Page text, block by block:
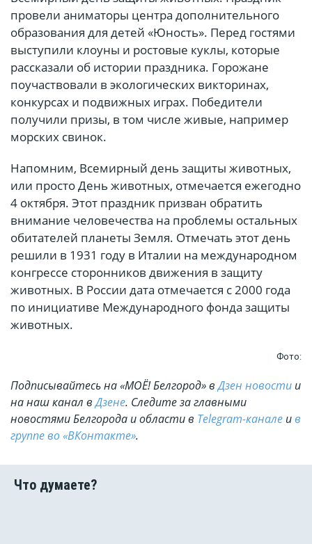
провели аниматоры центра дополнительного
образования для детей «Юность». Перед гостями
выступили клоуны и ростовые куклы, которые
рассказали об истории праздника. Горожане
поучаствовали в экологических викторинах,
конкурсах и подвижных играх. Победители
получили призы, в том числе живые, например
морских свинок.
Напомним, Всемирный день защиты животных,
или просто День животных, отмечается ежегодно
4 октября. Этот праздник призван обратить
внимание человечества на проблемы остальных
обитателей планеты Земля. Отмечать этот день
решили в 1931 году в Италии на международном
конгрессе сторонников движения в защиту
животных. В России дата отмечается с 2000 года
по инициативе Международного фонда защиты
животных.
Фото:
Подписывайтесь на «МОЁ! Белгород» вДзен новости и
на наш канал вДзене. Cледите за главными
новостями Белгорода и области в Telegram-канале ив
группе во «ВКонтакте».